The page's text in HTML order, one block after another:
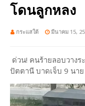
โดนลูกหลง
กระแสใต้ มีนาคม 15,
ด่วน! คนร้ายลอบวางร
ปัตตานี บาดเจ็บ 9 นา